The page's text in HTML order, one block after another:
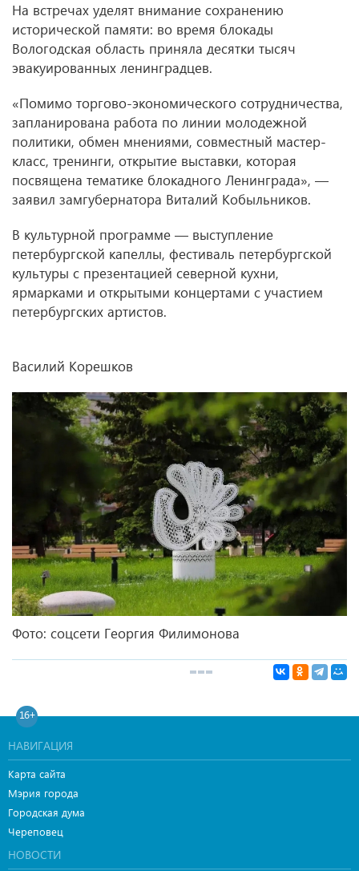
На встречах уделят внимание сохранению
исторической памяти: во время блокады
Вологодская область приняла десятки тысяч
эвакуированных ленинградцев.
«Помимо торгово-экономического сотрудничества,
запланирована работа по линии молодежной
политики, обмен мнениями, совместный мастер-
класс, тренинги, открытие выставки, которая
посвящена тематике блокадного Ленинграда», —
заявил замгубернатора Виталий Кобыльников.
В культурной программе — выступление
петербургской капеллы, фестиваль петербургской
культуры с презентацией северной кухни,
ярмарками и открытыми концертами с участием
петербургских артистов.
Василий Корешков
Фото: соцсети Георгия Филимонова
16+
НАВИГАЦИЯ
Карта сайта
Мэрия города
Городская дума
Череповец
НОВОСТИ